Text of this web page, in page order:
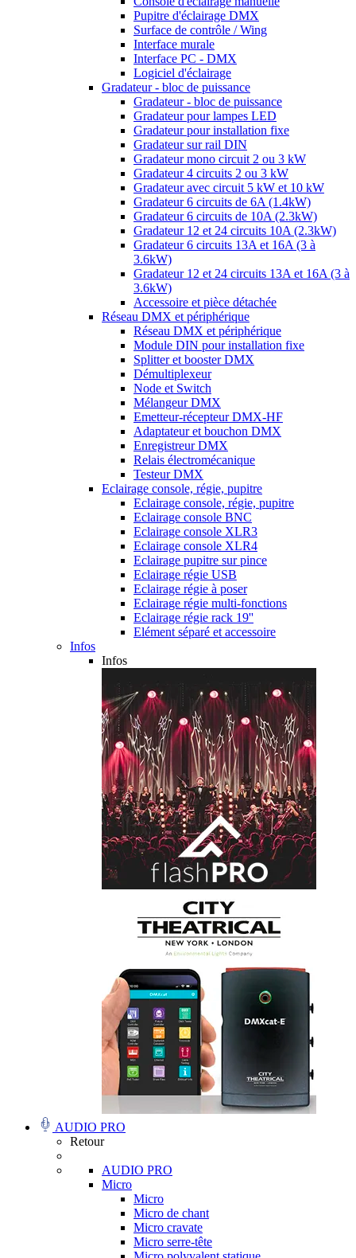
Pupitre d'éclairage DMX
Surface de contrôle / Wing
Interface murale
Interface PC - DMX
Logiciel d'éclairage
Gradateur - bloc de puissance
Gradateur - bloc de puissance
Gradateur pour lampes LED
Gradateur pour installation fixe
Gradateur sur rail DIN
Gradateur mono circuit 2 ou 3 kW
Gradateur 4 circuits 2 ou 3 kW
Gradateur avec circuit 5 kW et 10 kW
Gradateur 6 circuits de 6A (1.4kW)
Gradateur 6 circuits de 10A (2.3kW)
Gradateur 12 et 24 circuits 10A (2.3kW)
Gradateur 6 circuits 13A et 16A (3 à
3.6kW)
Gradateur 12 et 24 circuits 13A et 16A (3 à
3.6kW)
Accessoire et pièce détachée
Réseau DMX et périphérique
Réseau DMX et périphérique
Module DIN pour installation fixe
Splitter et booster DMX
Démultiplexeur
Node et Switch
Mélangeur DMX
Emetteur-récepteur DMX-HF
Adaptateur et bouchon DMX
Enregistreur DMX
Relais électromécanique
Testeur DMX
Eclairage console, régie, pupitre
Eclairage console, régie, pupitre
Eclairage console BNC
Eclairage console XLR3
Eclairage console XLR4
Eclairage pupitre sur pince
Eclairage régie USB
Eclairage régie à poser
Eclairage régie multi-fonctions
Eclairage régie rack 19''
Elément séparé et accessoire
Infos
Infos
AUDIO PRO
Retour
AUDIO PRO
Micro
Micro
Micro de chant
Micro cravate
Micro serre-tête